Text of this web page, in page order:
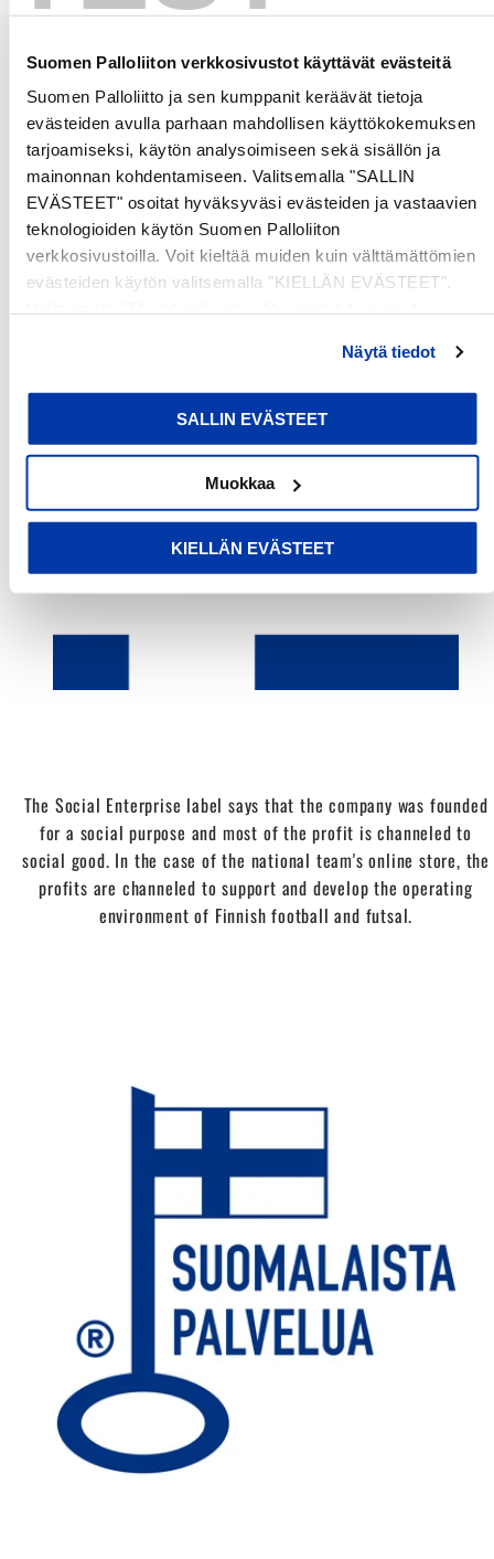
Suomen Palloliiton verkkosivustot käyttävät evästeitä
Suomen Palloliitto ja sen kumppanit keräävät tietoja
evästeiden avulla parhaan mahdollisen käyttökokemuksen
tarjoamiseksi, käytön analysoimiseen sekä sisällön ja
mainonnan kohdentamiseen. Valitsemalla "SALLIN
EVÄSTEET" osoitat hyväksyväsi evästeiden ja vastaavien
teknologioiden käytön Suomen Palloliiton
verkkosivustoilla. Voit kieltää muiden kuin välttämättömien
evästeiden käytön valitsemalla "KIELLÄN EVÄSTEET".
suostumuksesi tai muuttaa sitä milloin tahansa. Lue lisää
evästeselosteestamme.
Näytä tiedot
SALLIN EVÄSTEET
Muokkaa
KIELLÄN EVÄSTEET
Write a review
No items found
The Social Enterprise label says that the company was founded
for a social purpose and most of the profit is channeled to
social good. In the case of the national team's online store, the
profits are channeled to support and develop the operating
environment of Finnish football and futsal.